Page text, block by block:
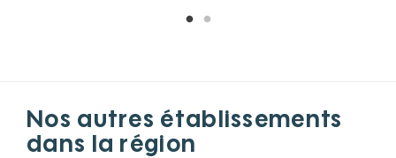
Nos autres établissements
dans la région